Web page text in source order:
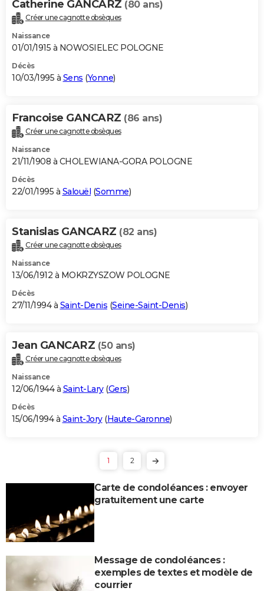
Catherine GANCARZ (80 ans)
Créer une cagnotte obsèques
Naissance
01/01/1915 à NOWOSIELEC POLOGNE
Décès
10/03/1995 à Sens (Yonne)
Francoise GANCARZ (86 ans)
Créer une cagnotte obsèques
Naissance
21/11/1908 à CHOLEWIANA-GORA POLOGNE
Décès
22/01/1995 à Salouël (Somme)
Stanislas GANCARZ (82 ans)
Créer une cagnotte obsèques
Naissance
13/06/1912 à MOKRZYSZOW POLOGNE
Décès
27/11/1994 à Saint-Denis (Seine-Saint-Denis)
Jean GANCARZ (50 ans)
Créer une cagnotte obsèques
Naissance
12/06/1944 à Saint-Lary(Gers)
Décès
15/06/1994 à Saint-Jory(Haute-Garonne)
1 2
Carte de condoléances : envoyer
gratuitement une carte
Message de condoléances :
exemples de textes et modèle de
courrier